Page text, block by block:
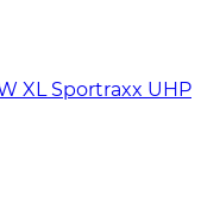
XL Sportraxx UHP